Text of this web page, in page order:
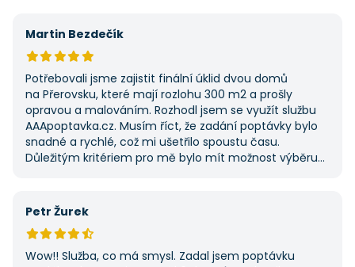
Martin Bezdečík
Potřebovali jsme zajistit finální úklid dvou domů
na Přerovsku, které mají rozlohu 300 m2 a prošly
opravou a malováním. Rozhodl jsem se využít službu
AAApoptavka.cz. Musím říct, že zadání poptávky bylo
snadné a rychlé, což mi ušetřilo spoustu času.
Důležitým kritériem pro mě bylo mít možnost výběru
první, ale se službou jsem byl spokojený, protože mi
a příště jejich službu využiji znovu.
Petr Žurek
Wow!! Služba, co má smysl. Zadal jsem poptávku